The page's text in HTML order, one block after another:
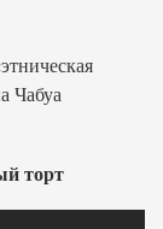
Чабуа
торт